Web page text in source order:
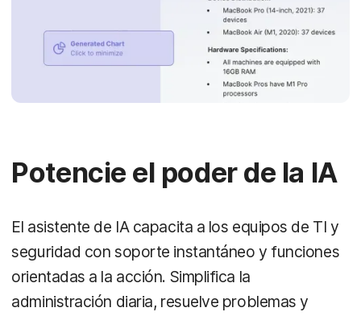
Potencie el poder de la IA
El asistente de IA capacita a los equipos de TI y
seguridad con soporte instantáneo y funciones
orientadas a la acción. Simplifica la
administración diaria, resuelve problemas y